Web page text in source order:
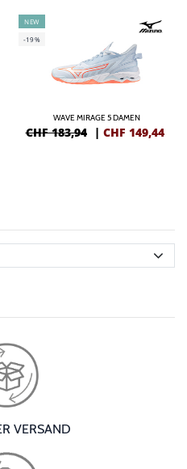
NEW
-19%
WAVE MIRAGE 5 DAMEN
CHF 183,94 | CHF 149,44
VERSAND